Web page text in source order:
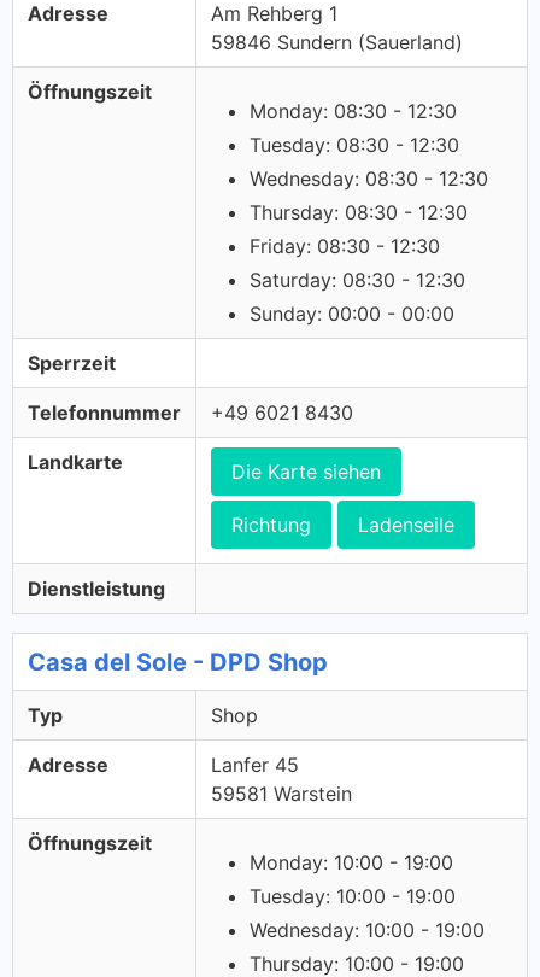
Adresse
Am Rehberg 1
59846 Sundern (Sauerland)
Öffnungszeit
Monday: 08:30 - 12:30
Tuesday: 08:30 - 12:30
Wednesday: 08:30 - 12:30
Thursday: 08:30 - 12:30
Friday: 08:30 - 12:30
Saturday: 08:30 - 12:30
Sunday: 00:00 - 00:00
Sperrzeit
Telefonnummer +49 6021 8430
Landkarte Die Karte siehen
Richtung Ladenseile
Dienstleistung
Casa del Sole - DPD Shop
Typ Shop
Adresse
Lanfer 45
59581 Warstein
Öffnungszeit
Monday: 10:00 - 19:00
Tuesday: 10:00 - 19:00
Wednesday: 10:00 - 19:00
Thursday: 10:00 - 19:00